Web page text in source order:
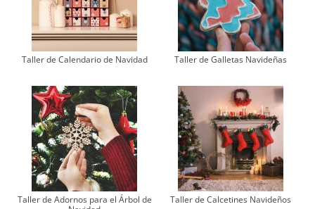
Taller de Calendario de Navidad Taller de Galletas Navideñas
Taller de Adornos para el Árbol de
Taller de Calcetines Navideños